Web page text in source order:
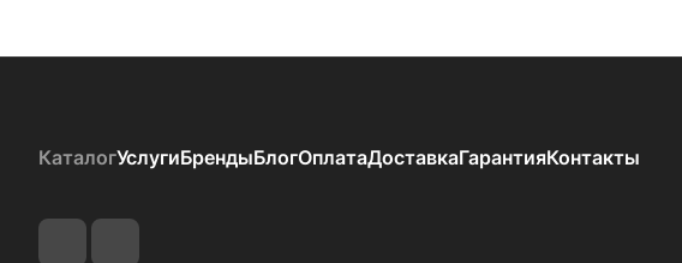
КаталогУслугиБрендыБлогОплатаДоставкаГарантияКонтакты